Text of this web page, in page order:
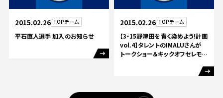
2015.02.26 TOPチーム
平石直人選手 加入のお知らせ
2015.02.26 TOPチーム
【3・15野津田を青く染めよう!計画
vol.4】タレントのIMALUさんが
トークショー＆キックオフセレモ